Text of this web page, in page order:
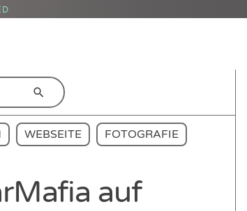
WEBSEITE FOTOGRAFIE
auf